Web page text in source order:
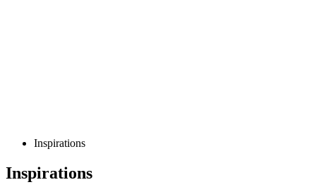
Inspirations
Inspirations